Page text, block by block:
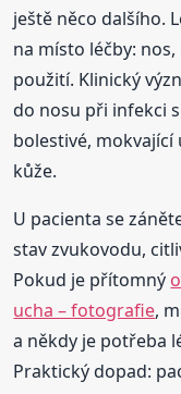
ještě něco dalšího.
na místo léčby:
použití. Klinický
do nosu při infekci
bolestivé,
kůže.
U pacienta se
stav zvukovodu,
Pokud je přítomný
ucha – fotografie,
a někdy je potřeba
Praktický dopad: